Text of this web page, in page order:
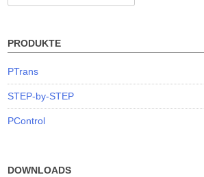
PRODUKTE
PTrans
STEP-by-STEP
PControl
DOWNLOADS